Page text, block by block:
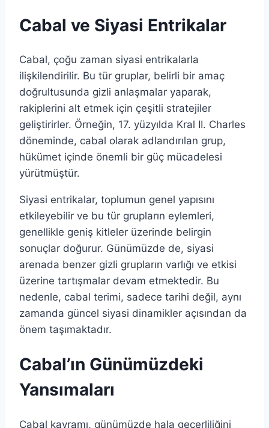
Cabal ve Siyasi Entrikalar
Cabal, çoğu zaman siyasi entrikalarla
ilişkilendirilir. Bu tür gruplar, belirli bir amaç
doğrultusunda gizli anlaşmalar yaparak,
rakiplerini alt etmek için çeşitli stratejiler
geliştirirler. Örneğin, 17. yüzyılda Kral II. Charles
döneminde, cabal olarak adlandırılan grup,
hükümet içinde önemli bir güç mücadelesi
yürütmüştür.
Siyasi entrikalar, toplumun genel yapısını
etkileyebilir ve bu tür grupların eylemleri,
genellikle geniş kitleler üzerinde belirgin
sonuçlar doğurur. Günümüzde de, siyasi
arenada benzer gizli grupların varlığı ve etkisi
üzerine tartışmalar devam etmektedir. Bu
nedenle, cabal terimi, sadece tarihi değil, aynı
zamanda güncel siyasi dinamikler açısından da
önem taşımaktadır.
Cabal’ın Günümüzdeki
Yansımaları
Cabal kavramı, günümüzde hala geçerliliğini